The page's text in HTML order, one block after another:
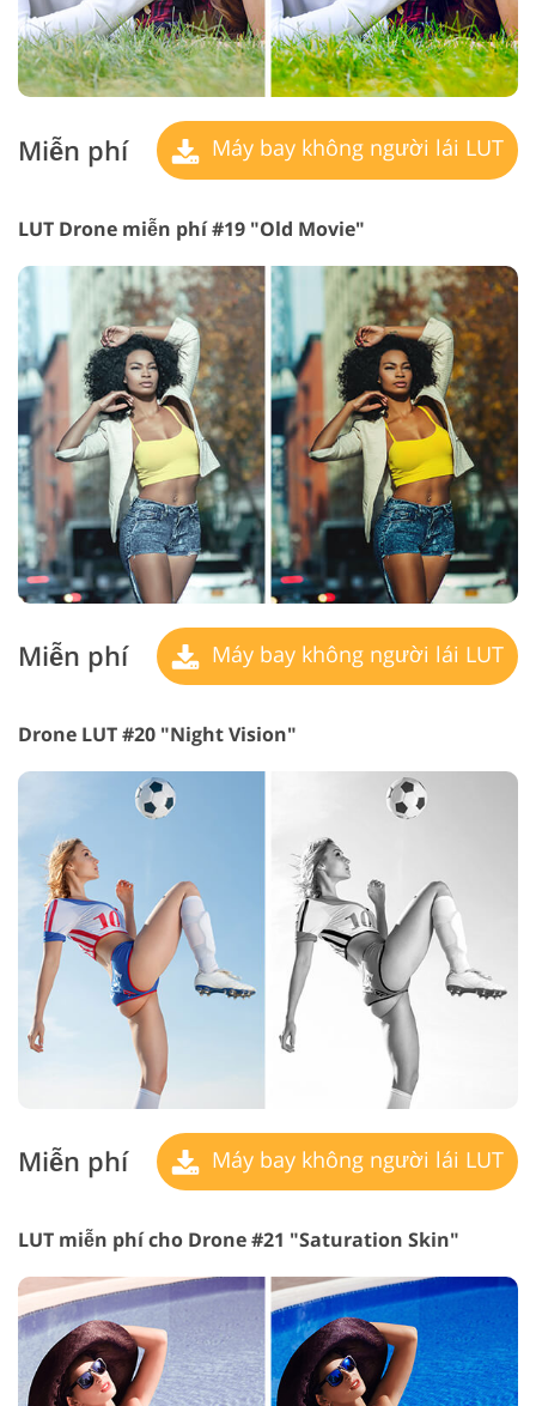
Miễn phí Máy bay không người lái LUT
LUT Drone miễn phí #19 "Old Movie"
Miễn phí Máy bay không người lái LUT
Drone LUT #20 "Night Vision"
Miễn phí Máy bay không người lái LUT
LUT miễn phí cho Drone #21 "Saturation Skin"